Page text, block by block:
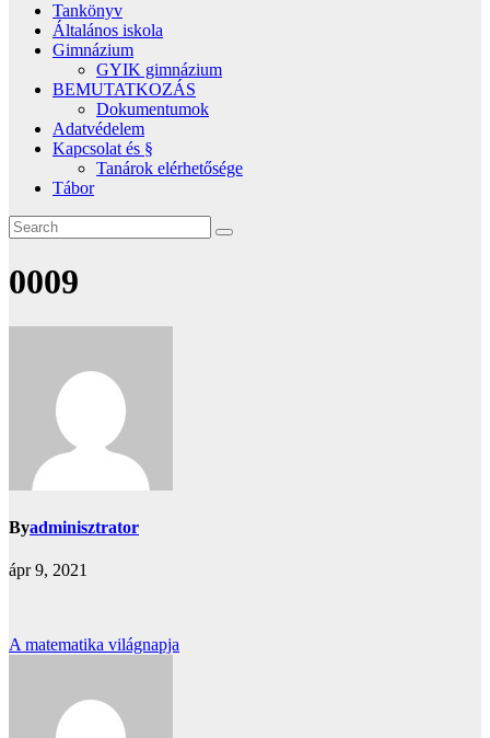
Tankönyv
Általános iskola
Gimnázium
GYIK gimnázium
BEMUTATKOZÁS
Dokumentumok
Adatvédelem
Kapcsolat és §
Tanárok elérhetősége
Tábor
0009
Byadminisztrator
ápr 9, 2021
Bejegyzés
A matematika világnapja